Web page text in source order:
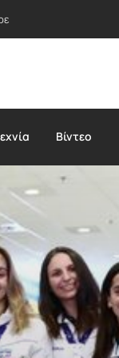
απέτρεψε
Βίντεο